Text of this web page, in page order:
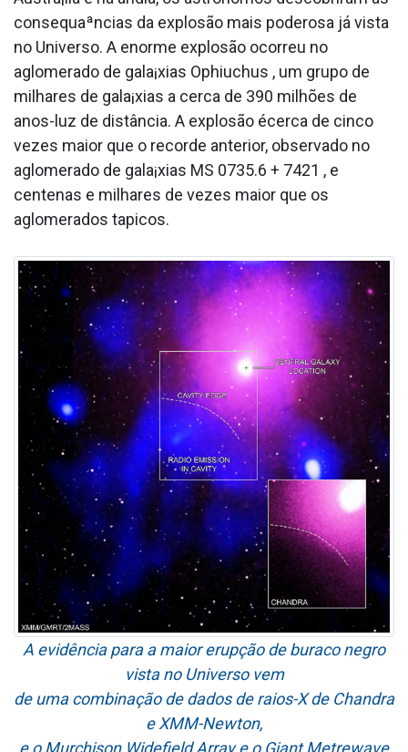
consequaªncias da explosão mais poderosa já vista
no Universo. A enorme explosão ocorreu no
aglomerado de gala¡xias Ophiuchus , um grupo de
milhares de gala¡xias a cerca de 390 milhões de
anos-luz de distância. A explosão écerca de cinco
vezes maior que o recorde anterior, observado no
aglomerado de gala¡xias MS 0735.6 + 7421 , e
centenas e milhares de vezes maior que os
aglomerados ta­picos.
A evidência para a maior erupção de buraco negro
vista no Universo vem
de uma combinação de dados de raios-X de Chandra
e XMM-Newton,
e o Murchison Widefield Array e o Giant Metrewave